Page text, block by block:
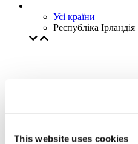
This website uses cookies
Усі країни
Республіка Ірландія